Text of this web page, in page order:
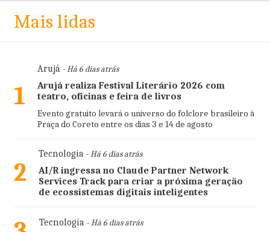
Mais lidas
1
Arujá- Há 6 dias atrás
Arujá realiza Festival Literário 2026 com
teatro, oficinas e feira de livros
Evento gratuito levará o universo do folclore brasileiro à
Praça do Coreto entre os dias 3 e 14 de agosto
2
Tecnologia- Há 6 dias atrás
AI/R ingressa no Claude Partner Network
Services Track para criar a próxima geração
de ecossistemas digitais inteligentes
Tecnologia- Há 6 dias atrás